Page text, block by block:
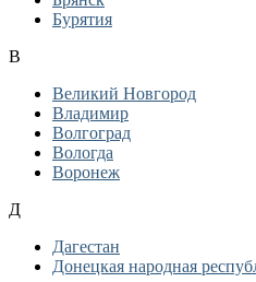
Бурятия
В
Великий Новгород
Владимир
Волгоград
Вологда
Воронеж
Д
Дагестан
Донецкая народная